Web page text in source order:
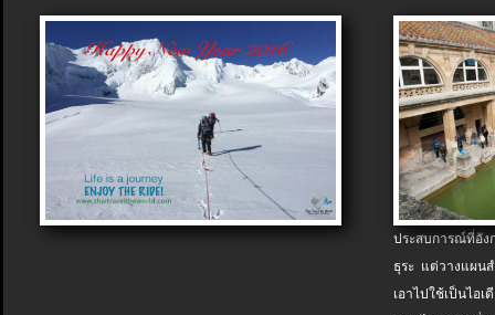
ประสบการณ์ที่อัง
ธุระ แต่วางแผน
เอาไปใช้เป็นไอ